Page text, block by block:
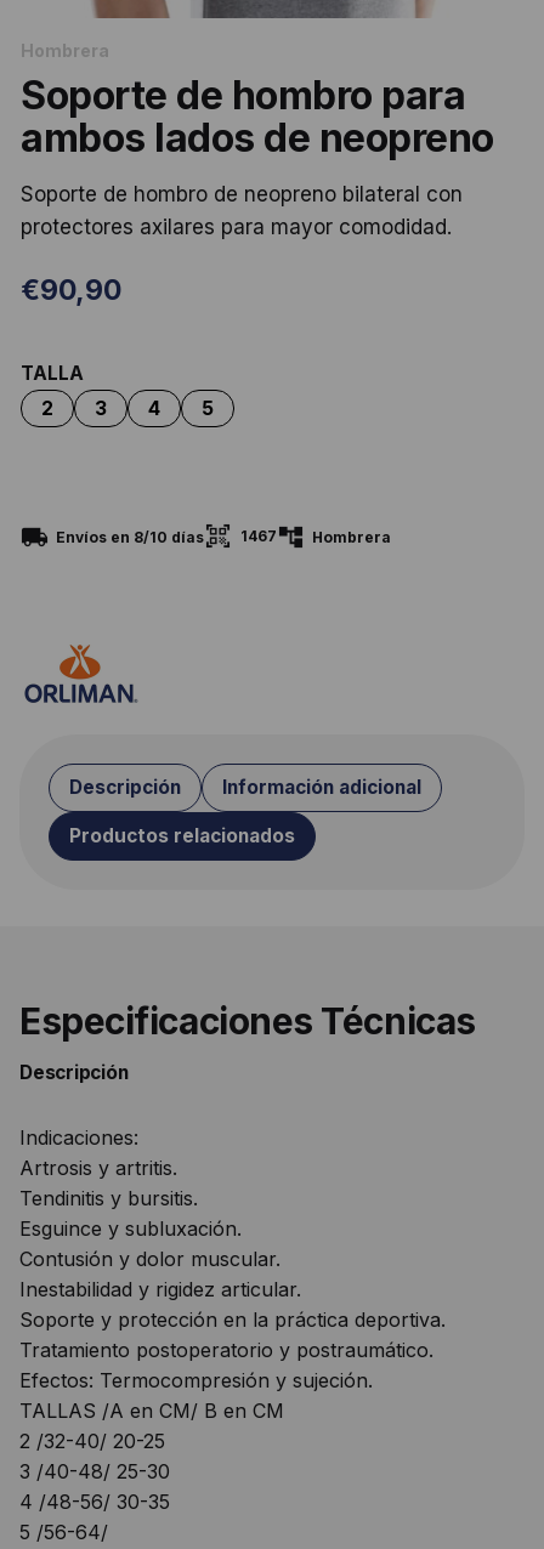
Hombrera
Soporte de hombro para
ambos lados de neopreno
Soporte de hombro de neopreno bilateral con
protectores axilares para mayor comodidad.
€90,90
TALLA
Envíos en 8/10 días 1467 Hombrera
Descripción Información adicional
Productos relacionados
Especificaciones Técnicas
Descripción
Indicaciones:
Artrosis y artritis.
Tendinitis y bursitis.
Esguince y subluxación.
Contusión y dolor muscular.
Inestabilidad y rigidez articular.
Soporte y protección en la práctica deportiva.
Tratamiento postoperatorio y postraumático.
Efectos: Termocompresión y sujeción.
TALLAS /A en CM/ B en CM
2 /32-40/ 20-25
3 /40-48/ 25-30
4 /48-56/ 30-35
5 /56-64/